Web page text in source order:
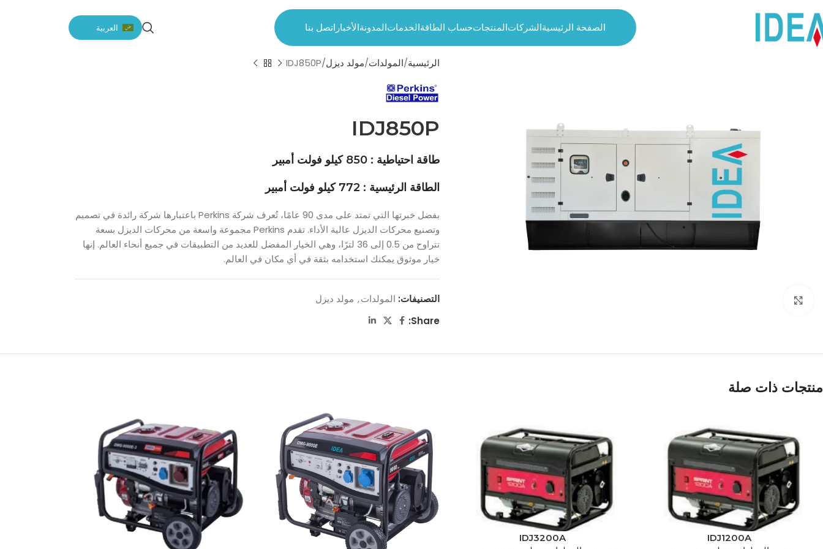
الصفحة الرئيسيةالشركاتالمنتجاتحساب الطاقةالخدماتالمدونةالأخبار اتصل بنا العربية
الرئيسية المولدات مولد ديزل IDJ850P
IDJ850P
طاقة احتياطية : 850 كيلو فولت أمبير
الطاقة الرئيسية : 772 كيلو فولت أمبير
بفضل خبرتها التي تمتد على مدى 90 عامًا، تُعرف شركة Perkins باعتبارها شركة رائدة في تصميم
وتصنيع محركات الديزل عالية الأداء. تقدم Perkins مجموعة واسعة من محركات الديزل بسعة
تتراوح من 0.5 إلى 36 لترًا، وهي الخيار المفضل للعديد من التطبيقات في جميع أنحاء العالم. إنها
خيار موثوق يمكنك استخدامه بثقة في أي مكان في العالم.
التصنيفات: المولدات, مولد ديزل
Share:
منتجات ذات صلة
IDJ1200A
IDJ3200A